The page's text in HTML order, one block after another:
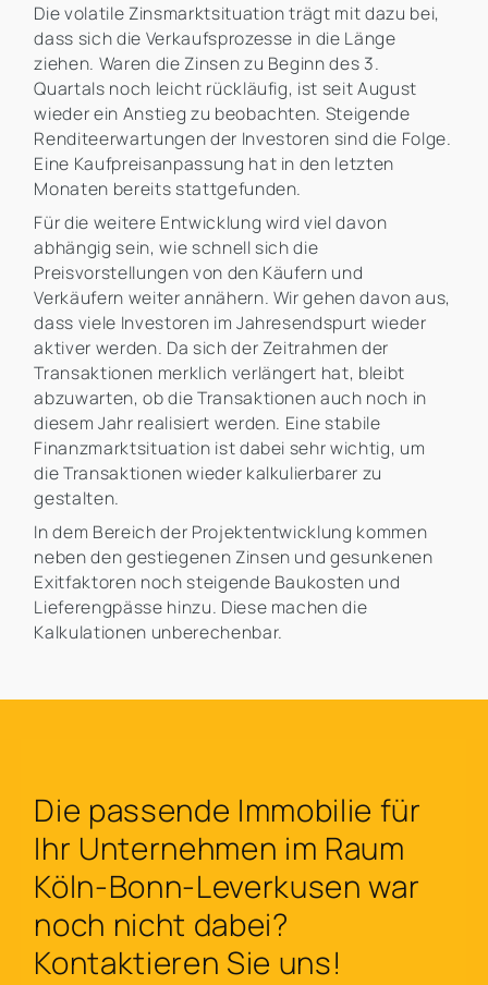
Die volatile Zinsmarktsituation trägt mit dazu bei,
dass sich die Verkaufsprozesse in die Länge
ziehen. Waren die Zinsen zu Beginn des 3.
Quartals noch leicht rückläufig, ist seit August
wieder ein Anstieg zu beobachten. Steigende
Renditeerwartungen der Investoren sind die Folge.
Eine Kaufpreisanpassung hat in den letzten
Monaten bereits stattgefunden.
Für die weitere Entwicklung wird viel davon
abhängig sein, wie schnell sich die
Preisvorstellungen von den Käufern und
Verkäufern weiter annähern. Wir gehen davon aus,
dass viele Investoren im Jahresendspurt wieder
aktiver werden. Da sich der Zeitrahmen der
Transaktionen merklich verlängert hat, bleibt
abzuwarten, ob die Transaktionen auch noch in
diesem Jahr realisiert werden. Eine stabile
Finanzmarktsituation ist dabei sehr wichtig, um
die Transaktionen wieder kalkulierbarer zu
gestalten.
In dem Bereich der Projektentwicklung kommen
neben den gestiegenen Zinsen und gesunkenen
Exitfaktoren noch steigende Baukosten und
Lieferengpässe hinzu. Diese machen die
Kalkulationen unberechenbar.
Die passende Immobilie für
Ihr Unternehmen im Raum
Köln-Bonn-Leverkusen war
noch nicht dabei?
Kontaktieren Sie uns!